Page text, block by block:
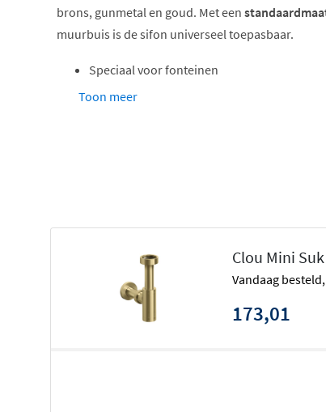
brons, gunmetal en goud. Met een
muurbuis is de sifon universeel toepasbaar.
Speciaal voor fonteinen
Hoogwaardig messing
De Mini Suk fonteinsifon is geen gewone sifon
onderdeel dat bijdraagt aan de uitstraling van
minimalistische vormgeving past perfect bij
nu kiest voor tijdloos chroom, stoer mat zwart of
Toon meer
Clou Mini
vandaag
173,01